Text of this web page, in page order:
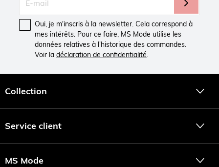
Oui, je m'inscris à la newsletter. Cela correspond à
mes intérêts. Pour ce faire, MS Mode utilise les
données relatives à l'historique des commandes.
Voir la déclaration de confidentialité.
Collection
Service client
MS Mode